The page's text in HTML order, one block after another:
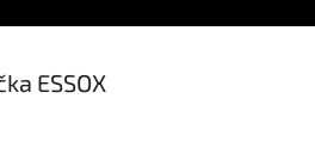
ESSOX